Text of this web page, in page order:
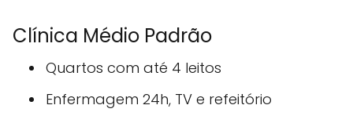
Clínica Médio Padrão
Quartos com até 4 leitos
Enfermagem 24h, TV e refeitório